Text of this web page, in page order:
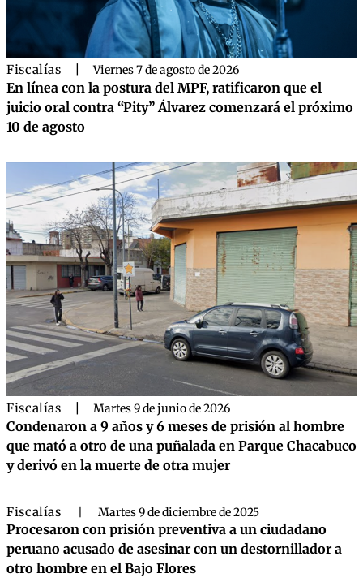
Fiscalías Viernes 7 de agosto de 2026
En línea con la postura del MPF, ratificaron que el
juicio oral contra “Pity” Álvarez comenzará el próximo
10 de agosto
Fiscalías Martes 9 de junio de 2026
Condenaron a 9 años y 6 meses de prisión al hombre
que mató a otro de una puñalada en Parque Chacabuco
y derivó en la muerte de otra mujer
Fiscalías Martes 9 de diciembre de 2025
Procesaron con prisión preventiva a un ciudadano
peruano acusado de asesinar con un destornillador a
otro hombre en el Bajo Flores